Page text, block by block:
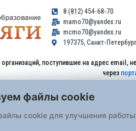
8 (812) 454-68-70
mamo70@yandex.ru
mcmo70@yandex.ru
197375, Санкт-
поступившие на адрес email,
через
файлы cookie
cookie для улучшения работы